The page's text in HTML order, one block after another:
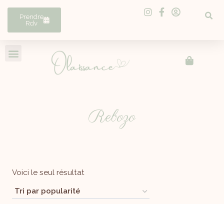
Prendre
Rdv
Rebozo
Voici le seul résultat